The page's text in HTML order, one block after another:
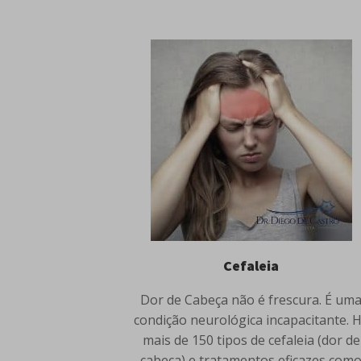
Cefaleia
Dor de Cabeça não é frescura. É
condição neurológica incapacitante.
mais de 150 tipos de cefaleia (dor de